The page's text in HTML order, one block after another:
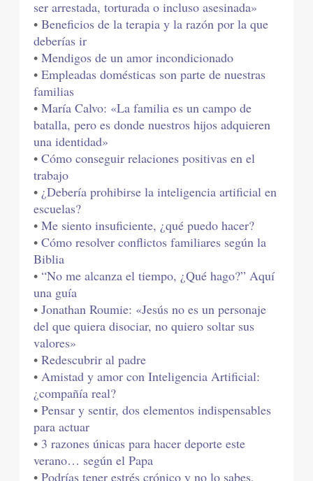
ser arrestada, torturada o incluso asesinada»
•Beneficios de la terapia y la razón por la que
deberías ir
•Mendigos de un amor incondicionado
•Empleadas domésticas son parte de nuestras
familias
•María Calvo: «La familia es un campo de
batalla, pero es donde nuestros hijos adquieren
una identidad»
•Cómo conseguir relaciones positivas en el
trabajo
• ¿Debería prohibirse la inteligencia artificial en
escuelas?
•Me siento insuficiente, ¿qué puedo hacer?
•Cómo resolver conflictos familiares según la
Biblia
•“No me alcanza el tiempo, ¿Qué hago?” Aquí
una guía
•Jonathan Roumie: «Jesús no es un personaje
del que quiera disociar, no quiero soltar sus
valores»
•Redescubrir al padre
•Amistad y amor con Inteligencia Artificial:
¿compañía real?
•Pensar y sentir, dos elementos indispensables
para actuar
• 3 razones únicas para hacer deporte este
verano… según el Papa
•Podrías tener estrés crónico y no lo sabes,